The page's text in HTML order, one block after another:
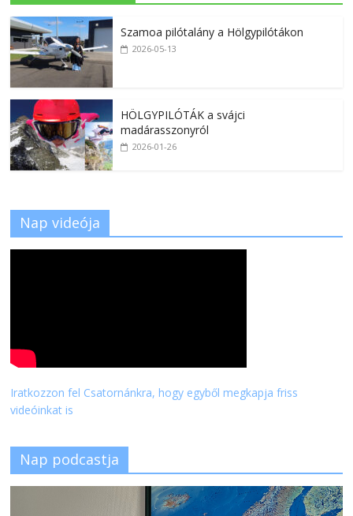
Szamoa pilótalány a Hölgypilótákon
2026-05-13
HÖLGYPILÓTÁK a svájci
madárasszonyról
2026-01-26
Nap videója
Iratkozzon fel Csatornánkra, hogy egyből megkapja friss
videóinkat is
Nap podcastja